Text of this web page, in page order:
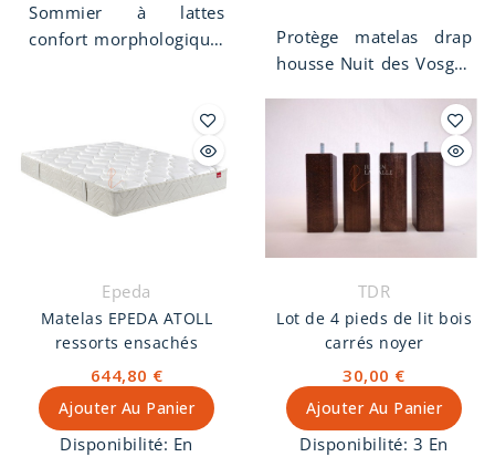
Sommier à lattes
confort morphologique.
bassin renforcée.
Hauteur de 15 cm avec
lattes recouvertes et
toile de fond. Bandes
Limoges. Garantie 5
ans.
Protège matelas drap
housse Nuit des Vosges
imperméable, 1 face
100% coton
contrecollée
imperméable.
Epeda
Matelas EPEDA ATOLL
ressorts ensachés
644,80 €
Ajouter Au Panier
Disponibilité: En
TDR
Lot de 4 pieds de lit bois
carrés noyer
30,00 €
Ajouter Au Panier
Disponibilité: 3 En